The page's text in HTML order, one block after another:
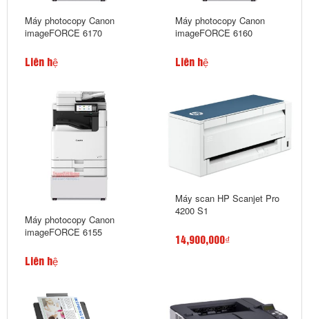
Máy photocopy Canon
imageFORCE 6170
Liên hệ
Máy photocopy Canon
imageFORCE 6160
Liên hệ
Máy photocopy Canon
imageFORCE 6155
Liên hệ
Máy scan HP Scanjet Pro
4200 S1
14,900,000₫